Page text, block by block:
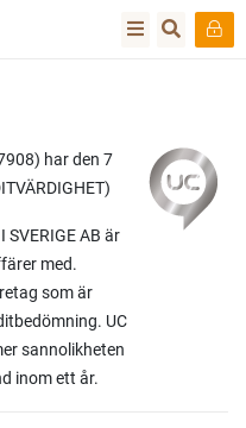
har den 7
SVERIGE AB är
med.
som är
UC
sannolikheten
inom ett år.